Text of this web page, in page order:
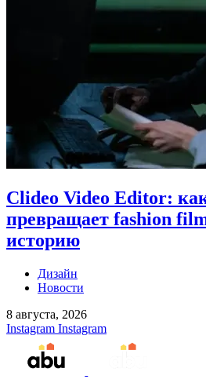
Clideo Video Editor:
превращает fashion
историю
Дизайн
Новости
8 августа, 2026
Instagram Instagram